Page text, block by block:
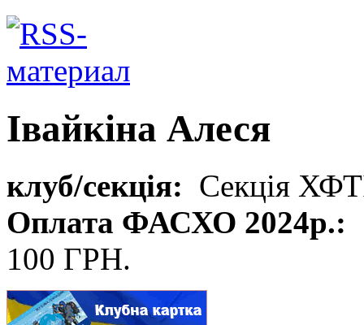
Івайкіна Алеся
клуб/секція: Секція
Оплата ФАСХО 2024р.:
100 ГРН.